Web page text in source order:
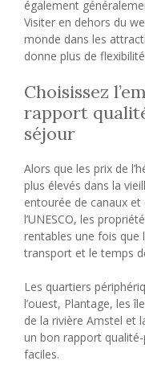
également
Visiter en dehors du
monde dans les
donne plus de
Choisissez
rapport
séjour
Alors que les prix de
plus élevés dans la
entourée de canaux
l’UNESCO, les
rentables une fois que
transport et le temps
Les quartiers
l’ouest, Plantage, les
de la rivière Amstel et
un bon rapport
faciles.